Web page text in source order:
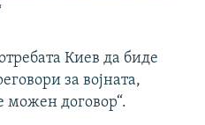
Киев да биде
за војната,
можен договор“.